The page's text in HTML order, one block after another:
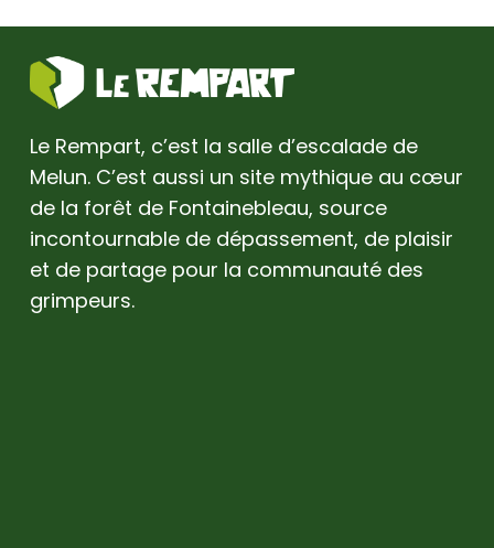
Le Rempart, c’est la salle d’escalade de
Melun. C’est aussi un site mythique au cœur
de la forêt de Fontainebleau, source
incontournable de dépassement, de plaisir
et de partage pour la communauté des
grimpeurs.